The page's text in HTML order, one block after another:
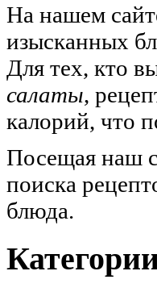
На нашем
изысканных
Для тех, кто
салаты,
калорий, что
Посещая наш
поиска
блюда.